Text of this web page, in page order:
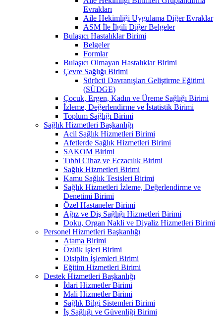
Evrakları
Aile Hekimliği Uygulama Diğer Evraklar
ASM İle İlgili Diğer Belgeler
Bulaşıcı Hastalıklar Birimi
Belgeler
Formlar
Bulaşıcı Olmayan Hastalıklar Birimi
Çevre Sağlığı Birimi
Sürücü Davranışları Geliştirme Eğitimi
(SÜDGE)
Çocuk, Ergen, Kadın ve Üreme Sağlığı Birimi
İzleme, Değerlendirme ve İstatistik Birimi
Toplum Sağlığı Birimi
Sağlık Hizmetleri Başkanlığı
Acil Sağlık Hizmetleri Birimi
Afetlerde Sağlık Hizmetleri Birimi
SAKOM Birimi
Tıbbi Cihaz ve Eczacılık Birimi
Sağlık Hizmetleri Birimi
Kamu Sağlık Tesisleri Birimi
Sağlık Hizmetleri İzleme, Değerlendirme ve
Denetimi Birimi
Özel Hastaneler Birimi
Ağız ve Diş Sağlığı Hizmetleri Birimi
Doku, Organ Nakli ve Diyaliz Hizmetleri Birimi
Personel Hizmetleri Başkanlığı
Atama Birimi
Özlük İşleri Birimi
Disiplin İşlemleri Birimi
Eğitim Hizmetleri Birimi
Destek Hizmetleri Başkanlığı
İdari Hizmetler Birimi
Mali Hizmetler Birimi
Sağlık Bilgi Sistemleri Birimi
İş Sağlığı ve Güvenliği Birimi